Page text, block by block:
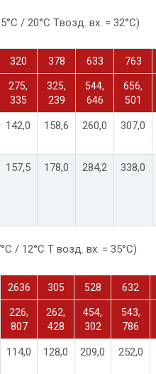
/ 20°C Tвозд. вх. = 32°C)
320 378 633 763
275,
335
325,
239
544,
646
656,
501
142,0 158,6 260,0 307,0
157,5 178,0 284,2 338,0
/ 12°C Т возд. вх. = 35°C)
2636 305 528 632
226,
807
262,
428
454,
302
543,
786
114,0 128,0 209,0 252,0